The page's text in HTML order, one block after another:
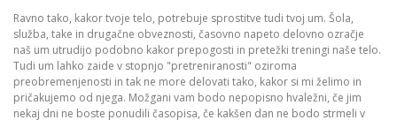
Ravno tako, kakor tvoje telo, potrebuje sprostitve tudi tvoj um. Šola,
služba, take in drugačne obveznosti, časovno napeto delovno ozračje
naš um utrudijo podobno kakor prepogosti in pretežki treningi naše telo.
Tudi um lahko zaide v stopnjo "pretreniranosti" oziroma
preobremenjenosti in tak ne more delovati tako, kakor si mi želimo in
pričakujemo od njega. Možgani vam bodo nepopisno hvaležni, če jim
nekaj dni ne boste ponudili časopisa, če kakšen dan ne bodo strmeli v